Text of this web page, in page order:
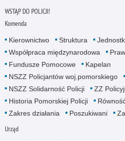
WSTĄP DO POLICJI!
Komenda
Kierownictwo Struktura
Współpraca międzynarodowa
Fundusze Pomocowe
Kapelan
NSZZ Policjantów woj.pomorskiego
NSZZ Solidarność Policji
ZZ
Historia Pomorskiej Policji
Zakres działania
Poszukiwani
Urząd